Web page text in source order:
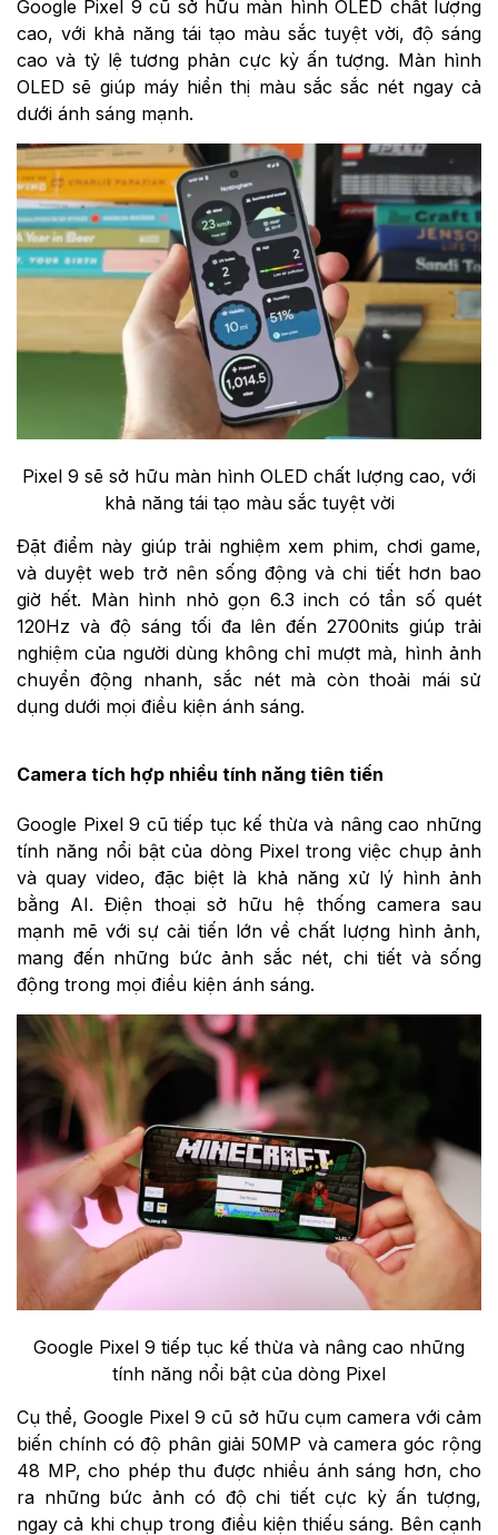
Google Pixel 9 cũ sở hữu màn hình OLED chất lượng
cao, với khả năng tái tạo màu sắc tuyệt vời, độ sáng
cao và tỷ lệ tương phản cực kỳ ấn tượng. Màn hình
OLED sẽ giúp máy hiển thị màu sắc sắc nét ngay cả
dưới ánh sáng mạnh.
Pixel 9 sẽ sở hữu màn hình OLED chất lượng cao, với
khả năng tái tạo màu sắc tuyệt vời
Đặt điểm này giúp trải nghiệm xem phim, chơi game,
và duyệt web trở nên sống động và chi tiết hơn bao
giờ hết. Màn hình nhỏ gọn 6.3 inch có tần số quét
120Hz và độ sáng tối đa lên đến 2700nits giúp trải
nghiệm của người dùng không chỉ mượt mà, hình ảnh
chuyển động nhanh, sắc nét mà còn thoải mái sử
dụng dưới mọi điều kiện ánh sáng.
Camera tích hợp nhiều tính năng tiên tiến
Google Pixel 9 cũ tiếp tục kế thừa và nâng cao những
tính năng nổi bật của dòng Pixel trong việc chụp ảnh
và quay video, đặc biệt là khả năng xử lý hình ảnh
bằng AI. Điện thoại sở hữu hệ thống camera sau
mạnh mẽ với sự cải tiến lớn về chất lượng hình ảnh,
mang đến những bức ảnh sắc nét, chi tiết và sống
động trong mọi điều kiện ánh sáng.
Google Pixel 9 tiếp tục kế thừa và nâng cao những
tính năng nổi bật của dòng Pixel
Cụ thể, Google Pixel 9 cũ sở hữu cụm camera với cảm
biến chính có độ phân giải 50MP và camera góc rộng
48 MP, cho phép thu được nhiều ánh sáng hơn, cho
ra những bức ảnh có độ chi tiết cực kỳ ấn tượng,
ngay cả khi chụp trong điều kiện thiếu sáng. Bên cạnh